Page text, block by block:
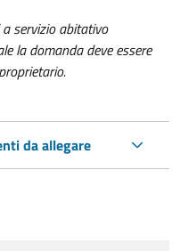
servizio abitativo
la domanda deve essere
da allegare